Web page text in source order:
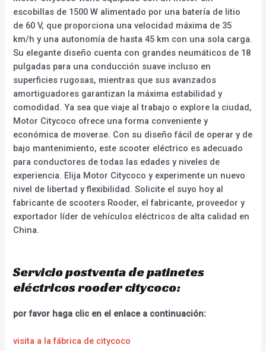
escobillas de 1500 W alimentado por una batería de litio
de 60 V, que proporciona una velocidad máxima de 35
km/h y una autonomía de hasta 45 km con una sola carga.
Su elegante diseño cuenta con grandes neumáticos de 18
pulgadas para una conducción suave incluso en
superficies rugosas, mientras que sus avanzados
amortiguadores garantizan la máxima estabilidad y
comodidad. Ya sea que viaje al trabajo o explore la ciudad,
Motor Citycoco ofrece una forma conveniente y
económica de moverse. Con su diseño fácil de operar y de
bajo mantenimiento, este scooter eléctrico es adecuado
para conductores de todas las edades y niveles de
experiencia. Elija Motor Citycoco y experimente un nuevo
nivel de libertad y flexibilidad. Solicite el suyo hoy al
fabricante de scooters Rooder, el fabricante, proveedor y
exportador líder de vehículos eléctricos de alta calidad en
China.
Servicio postventa de patinetes
eléctricos rooder citycoco:
por favor haga clic en el enlace a continuación:
visita a la fábrica de citycoco